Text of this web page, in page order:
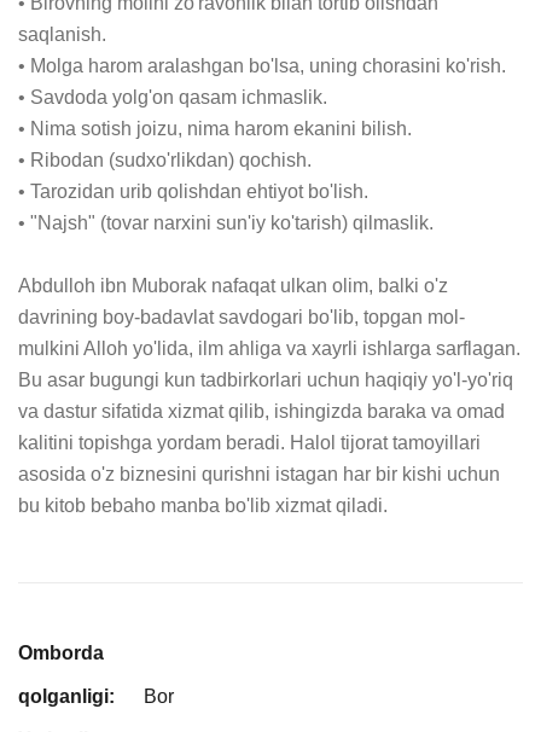
saqlanish.
• Molga harom aralashgan bo'lsa, uning chorasini ko'rish.
• Savdoda yolg'on qasam ichmaslik.
• Nima sotish joizu, nima harom ekanini bilish.
• Ribodan (sudxo'rlikdan) qochish.
• Tarozidan urib qolishdan ehtiyot bo'lish.
• "Najsh" (tovar narxini sun'iy ko'tarish) qilmaslik.
Abdulloh ibn Muborak nafaqat ulkan olim, balki o'z
davrining boy-badavlat savdogari bo'lib, topgan mol-
mulkini Alloh yo'lida, ilm ahliga va xayrli ishlarga sarflagan.
Bu asar bugungi kun tadbirkorlari uchun haqiqiy yo'l-yo'riq
va dastur sifatida xizmat qilib, ishingizda baraka va omad
kalitini topishga yordam beradi. Halol tijorat tamoyillari
asosida o'z biznesini qurishni istagan har bir kishi uchun
bu kitob bebaho manba bo'lib xizmat qiladi.
Omborda
qolganligi: Bor